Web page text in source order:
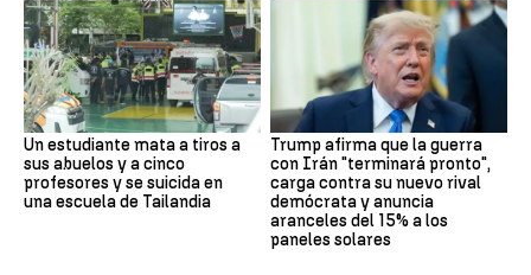
Un estudiante mata a tiros a
sus abuelos y a cinco
profesores y se suicida en
una escuela de Tailandia
Trump afirma que la guerra
con Irán "terminará pronto",
carga contra su nuevo rival
demócrata y anuncia
aranceles del 15% a los
paneles solares